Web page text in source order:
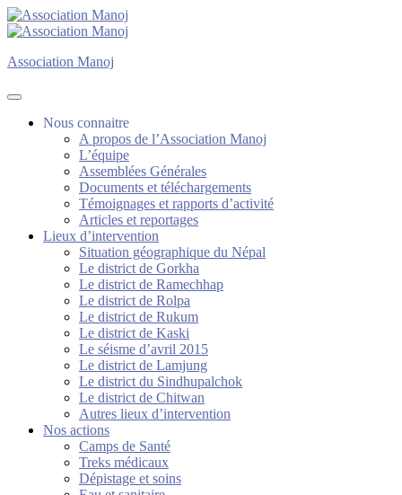
Association Manoj
Association Manoj
Nous connaitre
A propos de l’Association Manoj
L’équipe
Assemblées Générales
Documents et téléchargements
Témoignages et rapports d’activité
Articles et reportages
Lieux d’intervention
Situation géographique du Népal
Le district de Gorkha
Le district de Ramechhap
Le district de Rolpa
Le district de Rukum
Le district de Kaski
Le séisme d’avril 2015
Le district de Lamjung
Le district du Sindhupalchok
Le district de Chitwan
Autres lieux d’intervention
Nos actions
Camps de Santé
Treks médicaux
Dépistage et soins